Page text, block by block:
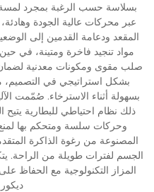
بسلاسة حسب الرغبة بمجرد
عبر محركات عالية الجودة
المقعد ودعامة القدمين إلى
مواد تنجيد فاخرة ومتينة، في
بشكل استراتيجي في التصميم،
بسهولة أثناء الاسترخاء. صُمّمت
ذلك نظام احتياطي للبطارية يتيح
وحركات سلسة ومتحكم بها لمنع
المصنوعة من رغوة الذاكرة
الجسم لفترات طويلة من الراحة.
المزاز التكنولوجية مع الحفاظ